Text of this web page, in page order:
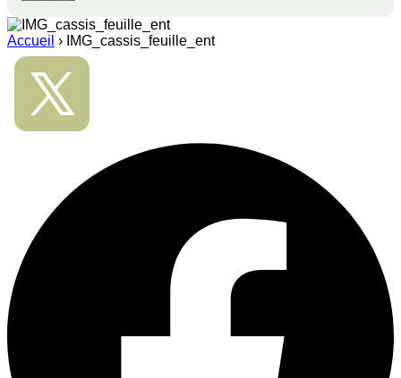
Accueil › IMG_cassis_feuille_ent